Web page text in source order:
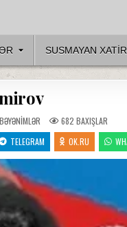
SUSMAYAN
BƏYƏNIMLƏR 682 BAXIŞLAR
TELEGRAM OK.RU